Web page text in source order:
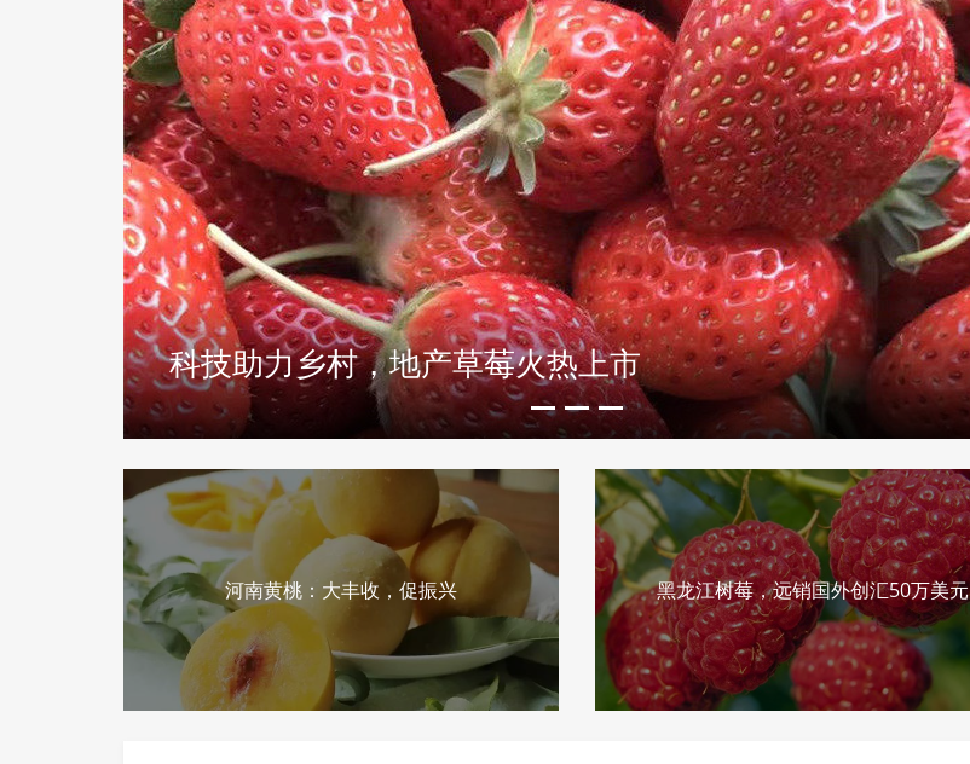
湖南宁乡市：三产融合让宁乡花猪效益更突出
河南黄桃：大丰收，促振兴 黑龙江树莓，远销国外创汇50万美元